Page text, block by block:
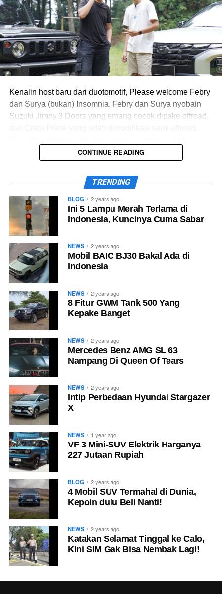
Kenalin host baru dari duotomotif, Please welcome Febry
dan Surya (bukan) Insomnia. Febry dan Surya nyobain
Suzuki Jimny 3 Doors yang emang cocok dipake offroad,
keseruannya di video ini yaaa!
CONTINUE READING
TRENDING
BLOG 2 years ago
Ini 5 Lampu Merah Terlama di
Indonesia, Kuncinya Cuma Sabar
NEWS 2 years ago
Mobil BAIC BJ30 Bakal Ada di
Indonesia
NEWS 2 years ago
8 Fitur GWM Tank 500 Yang
Kepake Banget
NEWS 2 years ago
Mercedes Benz AMG SL 63
Nampang Di Queen Of Tears
NEWS 2 years ago
Intip Perbedaan Hyundai Stargazer
X
NEWS 1 year ago
VF 3 Mini-SUV Elektrik Harganya
227 Jutaan Rupiah
BLOG 2 years ago
4 Mobil SUV Termahal di Dunia,
Kepoin dulu Beli Nanti!
NEWS 2 years ago
Katakan Selamat Tinggal ke Calo,
Kini SIM Gak Bisa Nembak Lagi!